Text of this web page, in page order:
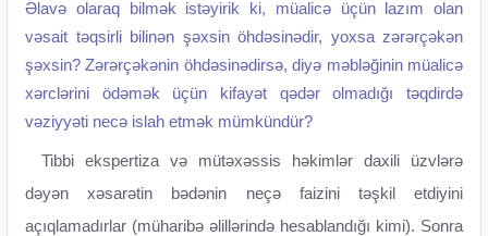
Əlavə olaraq bilmək istəyirik ki, müalicə üçün lazım olan
vəsait təqsirli bilinən şəxsin öhdəsinədir, yoxsa zərərçəkən
şəxsin? Zərərçəkənin öhdəsinədirsə, diyə məbləğinin müalicə
xərclərini ödəmək üçün kifayət qədər olmadığı təqdirdə
vəziyyəti necə islah etmək mümkündür?
Tibbi ekspertiza və mütəxəssis həkimlər daxili üzvlərə
dəyən xəsarətin bədənin neçə faizini təşkil etdiyini
açıqlamadırlar (müharibə əlillərində hesablandığı kimi). Sonra